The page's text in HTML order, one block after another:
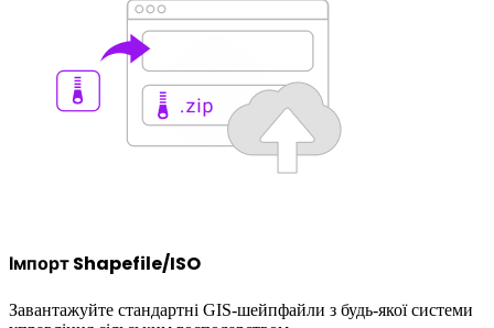
Імпорт Shapefile/ISO
Завантажуйте стандартні GIS-шейпфайли з будь-якої системи